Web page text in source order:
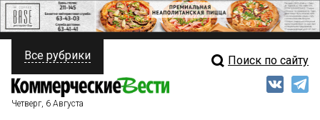
ПОЛИТИКА
ФИНАНСЫ
Свежий выпуск
Все рубрики Поиск по сайту
Четверг, 6 Августа